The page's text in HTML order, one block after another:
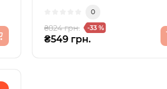
0
₴824 грн. -33 %
₴549 грн.